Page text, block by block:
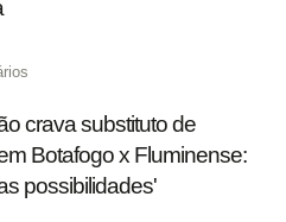
crava substituto de
Botafogo x Fluminense:
possibilidades'